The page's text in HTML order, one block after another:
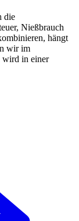
die
Nießbrauch
hängt
wir im
wird in einer